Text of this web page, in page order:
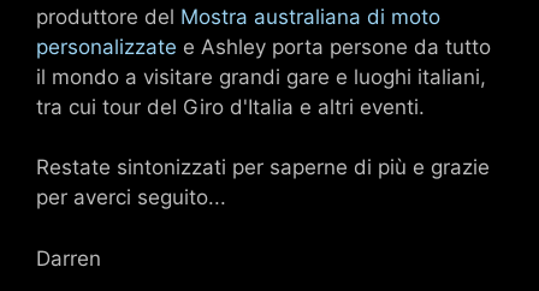
produttore del Mostra australiana di moto
personalizzate e Ashley porta persone da tutto
il mondo a visitare grandi gare e luoghi italiani,
tra cui tour del Giro d'Italia e altri eventi.
Restate sintonizzati per saperne di più e grazie
per averci seguito...
Darren